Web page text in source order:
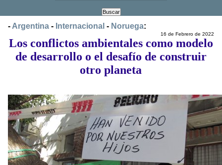
- Argentina - Internacional - Noruega:
16 de Febrero de 2022
Los conflictos ambientales como modelo
de desarrollo o el desafío de construir
otro planeta